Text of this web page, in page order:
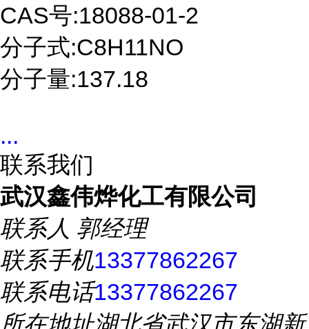
CAS号:18088-01-2
分子式:C8H11NO
分子量:137.18
...
联系我们
武汉鑫伟烨化工有限公司
联系人 郭经理
联系手机13377862267
联系电话13377862267
所在地址湖北省武汉市东湖新